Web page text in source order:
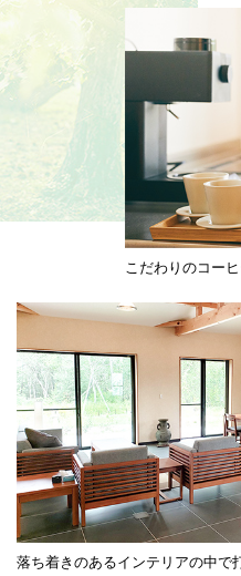
こだわりのコー
落ち着きのあるインテリアの中で